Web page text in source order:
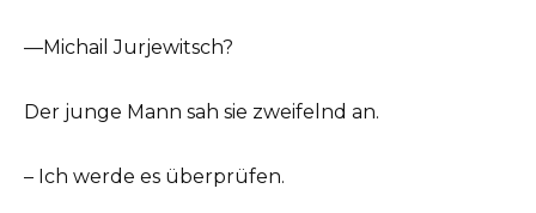
—Michail Jurjewitsch?
Der junge Mann sah sie zweifelnd an.
– Ich werde es überprüfen.